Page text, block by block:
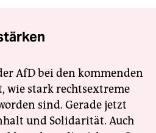
AfD bei den kommenden
wie stark rechtsextreme
sind. Gerade jetzt
und Solidarität. Auch